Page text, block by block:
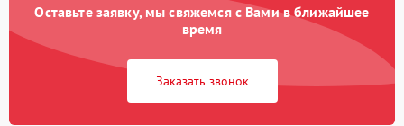
Оставьте заявку, мы свяжемся с Вами в ближайшее
время
Заказать звонок